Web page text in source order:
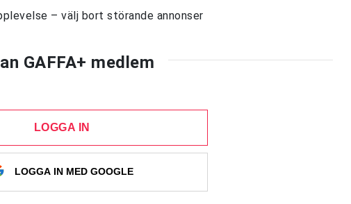
– välj bort störande annonser
GAFFA+ medlem
LOGGA IN
LOGGA IN MED GOOGLE